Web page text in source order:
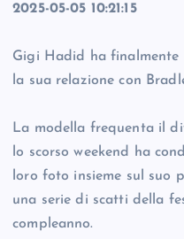
2025-05-05 10:21:15
Gigi Hadid ha finalmente
la sua relazione con
La modella frequenta il
lo scorso weekend ha
loro foto insieme sul suo
una serie di scatti della
compleanno.